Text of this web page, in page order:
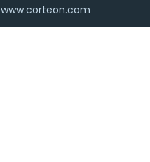
www.corteon.com